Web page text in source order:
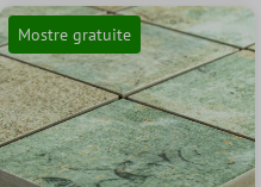
Mostre gratuite